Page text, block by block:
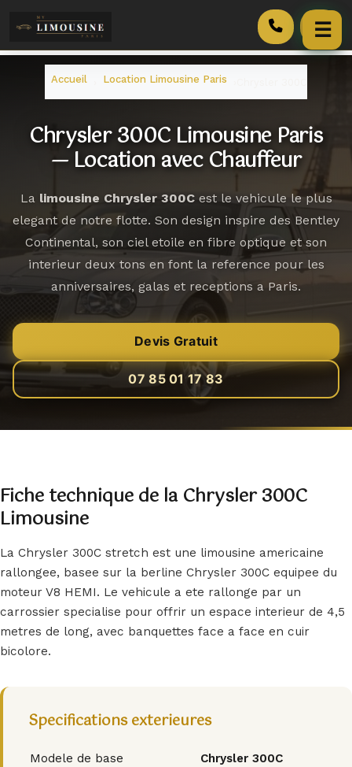
Véhicules
Tarifs
Blog
Pourquoi Nous
EN
Accueil Location Limousine Paris
Chrysler 300C Limousine Paris
— Location avec Chauffeur
La limousine Chrysler 300Cest le vehicule le plus
elegant de notre flotte. Son design inspire des Bentley
Continental, son ciel etoile en fibre optique et son
interieur deux tons en font la reference pour les
anniversaires, galas et receptions a Paris.
Devis Gratuit
07 85 01 17 83
Fiche technique de la Chrysler 300C
Limousine
La Chrysler 300C stretch est une limousine americaine
rallongee, basee sur la berline Chrysler 300C equipee du
moteur V8 HEMI. Le vehicule a ete rallonge par un
carrossier specialise pour offrir un espace interieur de 4,5
metres de long, avec banquettes face a face en cuir
bicolore.
Specifications exterieures
Modele de base Chrysler 300C
☰